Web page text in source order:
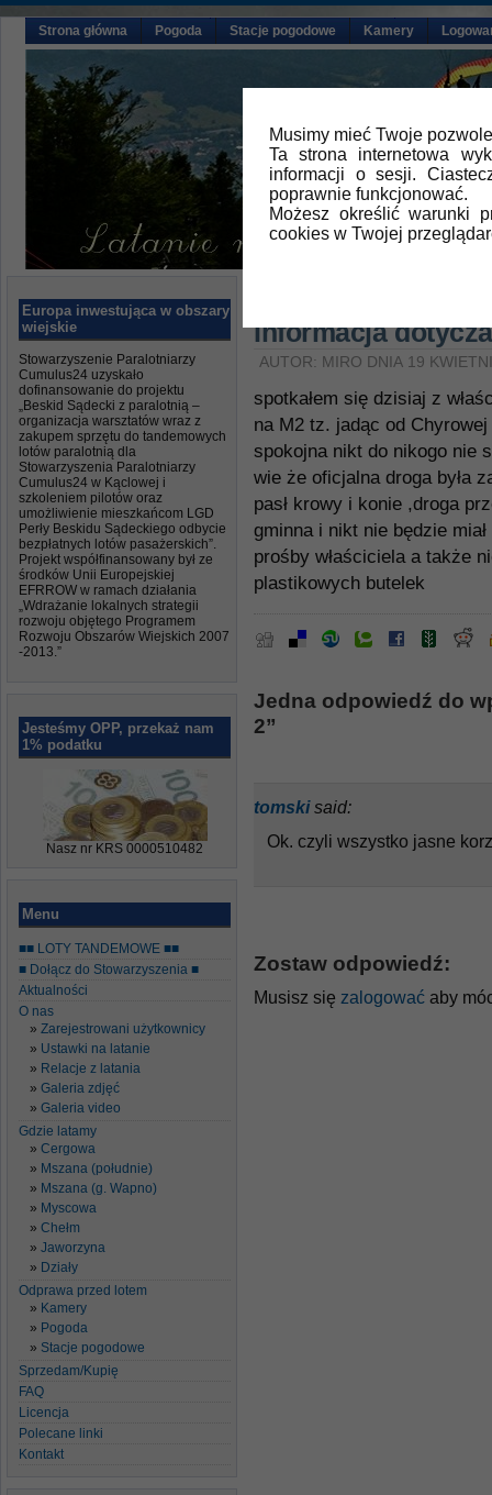
Musimy mieć Twoje
Ta strona internetowa
informacji o sesji.
poprawnie funkcjonować.
Możesz określić warunki
cookies w Twojej
Strona główna Pogoda Stacje pogodowe Kamery
Europa inwestująca w obszary
wiejskie
Stowarzyszenie Paralotniarzy
Cumulus24 uzyskało
dofinansowanie do projektu
„Beskid Sądecki z paralotnią –
organizacja warsztatów wraz z
zakupem sprzętu do tandemowych
lotów paralotnią dla
Stowarzyszenia Paralotniarzy
Cumulus24 w Kąclowej i
szkoleniem pilotów oraz
umożliwienie mieszkańcom LGD
Perły Beskidu Sądeckiego odbycie
bezpłatnych lotów pasażerskich”.
Projekt współfinansowany był ze
środków Unii Europejskiej
EFRROW w ramach działania
„Wdrażanie lokalnych strategii
rozwoju objętego Programem
Rozwoju Obszarów Wiejskich 2007
-2013.”
Jesteśmy OPP, przekaż nam
1% podatku
Nasz nr KRS 0000510482
Menu
■■ LOTY TANDEMOWE ■■
■ Dołącz do Stowarzyszenia ■
Aktualności
O nas
Zarejestrowani użytkownicy
Ustawki na latanie
Relacje z latania
Galeria zdjęć
Galeria video
Gdzie latamy
Cergowa
Mszana (południe)
Mszana (g. Wapno)
Myscowa
Chełm
Jaworzyna
Działy
Odprawa przed lotem
Kamery
Pogoda
Stacje pogodowe
Sprzedam/Kupię
FAQ
Licencja
Polecane linki
Kontakt
Informacja
AUTOR: MIRO DNIA 19
spotkałem się dzisiaj z
na M2 tz. jadąc od
spokojna nikt do nikogo nie
wie że oficjalna droga była
pasł krowy i konie ,droga
gminna i nikt nie będzie
prośby właściciela a także
plastikowych butelek
Jedna odpowiedź do
2”
tomski said:
Ok. czyli wszystko jasne
Zostaw odpowiedź:
Musisz się zalogować aby